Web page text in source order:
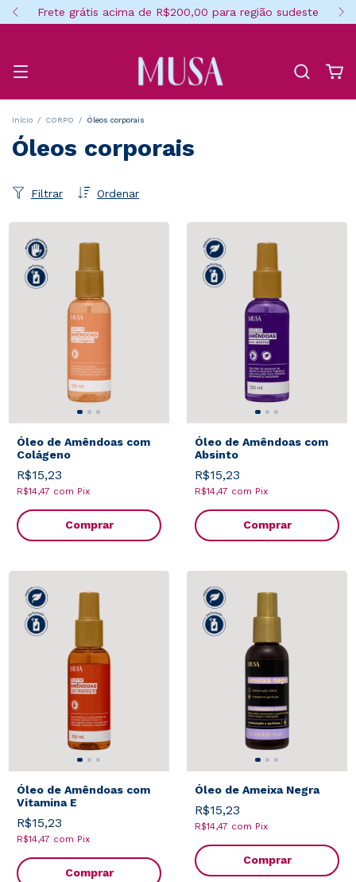
Frete grátis acima de R$200,00 para região sudeste
Início / CORPO / Óleos corporais
Óleos corporais
Ordenar
Filtrar
Óleo de Amêndoas com
Colágeno
R$15,23
R$14,47 com Pix
Comprar
Óleo de Amêndoas com
Absinto
R$15,23
R$14,47 com Pix
Comprar
Óleo de Amêndoas com
Vitamina E
R$15,23
R$14,47 com Pix
Comprar
Óleo de Ameixa Negra
R$15,23
R$14,47 com Pix
Comprar